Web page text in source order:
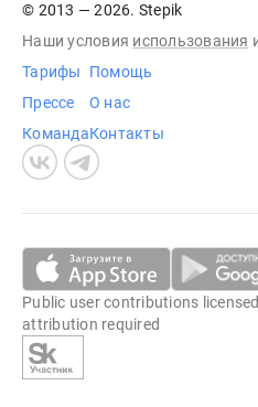
© 2013 — 2026. Stepik
Наши условия использования
Тарифы
Прессе
Команда
Помощь
О нас
Контакты
Public user contributions
attribution required